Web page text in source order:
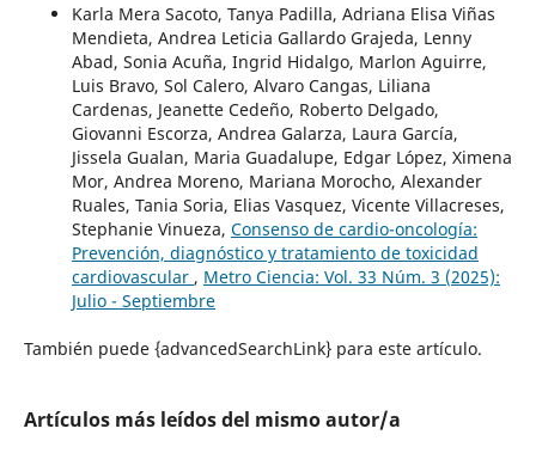
Karla Mera Sacoto, Tanya Padilla, Adriana Elisa Viñas
Mendieta, Andrea Leticia Gallardo Grajeda, Lenny
Abad, Sonia Acuña, Ingrid Hidalgo, Marlon Aguirre,
Luis Bravo, Sol Calero, Alvaro Cangas, Liliana
Cardenas, Jeanette Cedeño, Roberto Delgado,
Giovanni Escorza, Andrea Galarza, Laura García,
Jissela Gualan, Maria Guadalupe, Edgar López, Ximena
Mor, Andrea Moreno, Mariana Morocho, Alexander
Ruales, Tania Soria, Elias Vasquez, Vicente Villacreses,
Stephanie Vinueza, Consenso de cardio-oncología:
Prevención, diagnóstico y tratamiento de toxicidad
cardiovascular , Metro Ciencia: Vol. 33 Núm. 3 (2025):
Julio - Septiembre
También puede {advancedSearchLink} para este artículo.
Artículos más leídos del mismo autor/a